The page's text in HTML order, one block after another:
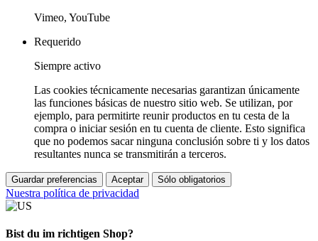
Vimeo, YouTube
Requerido
Siempre activo
Las cookies técnicamente necesarias garantizan únicamente
las funciones básicas de nuestro sitio web. Se utilizan, por
ejemplo, para permitirte reunir productos en tu cesta de la
compra o iniciar sesión en tu cuenta de cliente. Esto significa
que no podemos sacar ninguna conclusión sobre ti y los datos
resultantes nunca se transmitirán a terceros.
Guardar preferencias Aceptar Sólo obligatorios
Nuestra política de privacidad
Bist du im richtigen Shop?